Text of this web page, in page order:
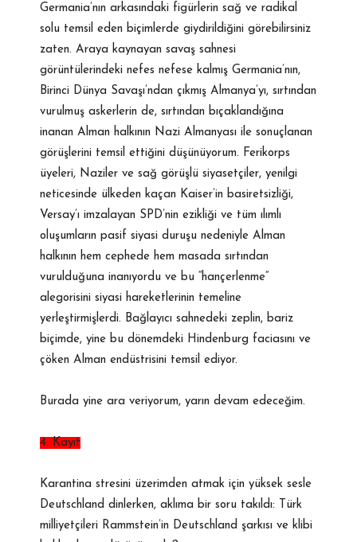
Germania’nın arkasındaki figürlerin sağ ve radikal
solu temsil eden biçimlerde giydirildiğini görebilirsiniz
zaten. Araya kaynayan savaş sahnesi
görüntülerindeki nefes nefese kalmış Germania’nın,
Birinci Dünya Savaşı’ndan çıkmış Almanya’yı, sırtından
vurulmuş askerlerin de, sırtından bıçaklandığına
inanan Alman halkının Nazi Almanyası ile sonuçlanan
görüşlerini temsil ettiğini düşünüyorum. Ferikorps
üyeleri, Naziler ve sağ görüşlü siyasetçiler, yenilgi
neticesinde ülkeden kaçan Kaiser’in basiretsizliği,
Versay’ı imzalayan SPD’nin ezikliği ve tüm ılımlı
oluşumların pasif siyasi duruşu nedeniyle Alman
halkının hem cephede hem masada sırtından
vurulduğuna inanıyordu ve bu “hançerlenme”
alegorisini siyasi hareketlerinin temeline
yerleştirmişlerdi. Bağlayıcı sahnedeki zeplin, bariz
biçimde, yine bu dönemdeki Hindenburg faciasını ve
çöken Alman endüstrisini temsil ediyor.
Burada yine ara veriyorum, yarın devam edeceğim.
4. Kayıt
Karantina stresini üzerimden atmak için yüksek sesle
Deutschland dinlerken, aklıma bir soru takıldı: Türk
milliyetçileri Rammstein’in Deutschland şarkısı ve klibi